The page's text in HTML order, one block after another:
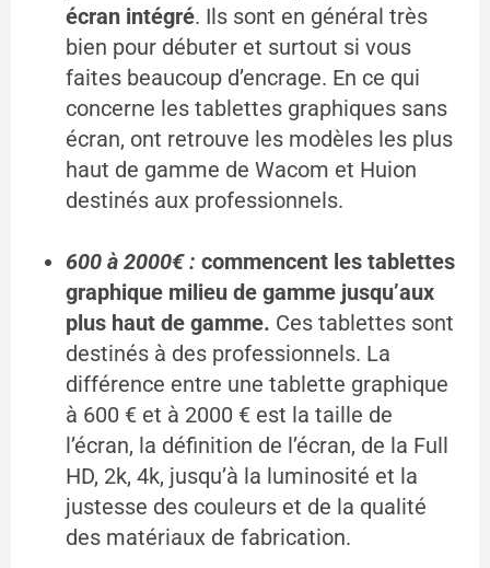
écran intégré. Ils sont en général très
bien pour débuter et surtout si vous
faites beaucoup d’encrage. En ce qui
concerne les tablettes graphiques sans
écran, ont retrouve les modèles les plus
haut de gamme de Wacom et Huion
destinés aux professionnels.
600 à 2000€ : commencent les tablettes
graphique milieu de gamme jusqu’aux
plus haut de gamme. Ces tablettes sont
destinés à des professionnels. La
différence entre une tablette graphique
à 600 € et à 2000 € est la taille de
l’écran, la définition de l’écran, de la Full
HD, 2k, 4k, jusqu’à la luminosité et la
justesse des couleurs et de la qualité
des matériaux de fabrication.